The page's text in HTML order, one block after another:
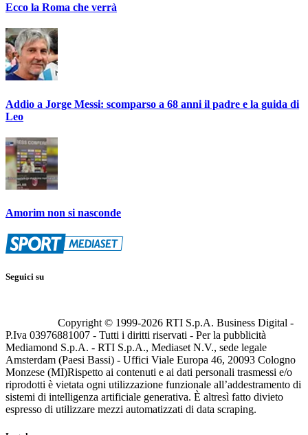
Ecco la Roma che verrà
Addio a Jorge Messi: scomparso a 68 anni il padre e la guida di
Leo
Amorim non si nasconde
Seguici su
Copyright © 1999-2026 RTI S.p.A. Business Digital -
P.Iva 03976881007 - Tutti i diritti riservati - Per la pubblicità
Mediamond S.p.A. - RTI S.p.A., Mediaset N.V., sede legale
Amsterdam (Paesi Bassi) - Uffici Viale Europa 46, 20093 Cologno
Monzese (MI)Rispetto ai contenuti e ai dati personali trasmessi e/o
riprodotti è vietata ogni utilizzazione funzionale all’addestramento di
sistemi di intelligenza artificiale generativa. È altresì fatto divieto
espresso di utilizzare mezzi automatizzati di data scraping.